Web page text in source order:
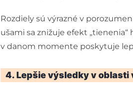
Rozdiely sú výrazné v
ušami sa znižuje efekt
v danom momente poskytuje
4. Lepšie výsledky v oblasti